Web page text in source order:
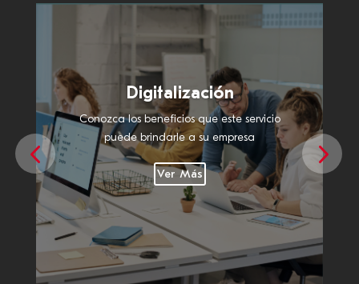
Outsourcing de Impresión
Conozca los beneficios que este servicio
puede brindarle a su empresa
Ver Más